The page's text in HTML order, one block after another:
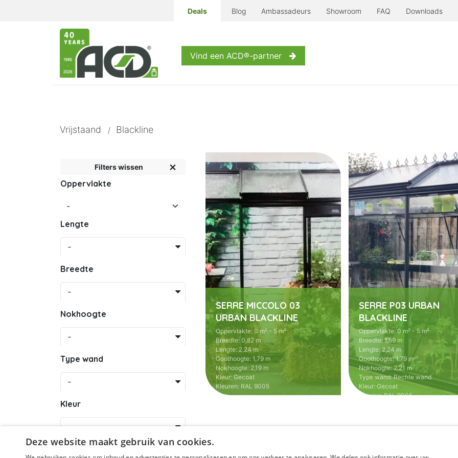
Deals Blog Ambassadeurs Showroom FAQ Downloads
Vind een ACD®-partner
Vrijstaand / Blackline
Filters wissen
Oppervlakte
Lengte
-
Breedte
-
Nokhoogte
-
Type wand
-
Kleur
-
SERRE MICCOLO 03
URBAN BLACKLINE
Oppervlakte: 0 m² - 5 m²
Breedte:0,82 m
Lengte: 2,24 m
Goothoogte: 1,79 m
Nokhoogte: 2,19 m
Kleur: Gecoat
Kleuren: RAL 9005
SERRE P03 URBAN
BLACKLINE
Oppervlakte:0 m² - 5 m²
Breedte: 1,59 m
Lengte: 2,24 m
Goothoogte:1,79 m
Nokhoogte:2,21 m
Type wand:Rechte wand
Kleur: Gecoat
Kleuren:RAL 9005
Deze website maakt gebruik van cookies.